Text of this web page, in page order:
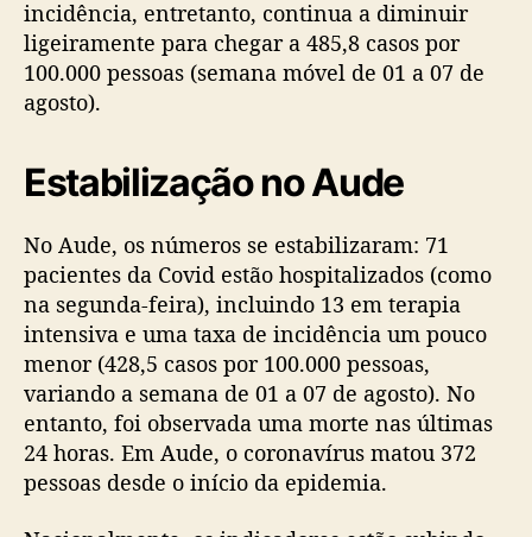
incidência, entretanto, continua a diminuir
ligeiramente para chegar a 485,8 casos por
100.000 pessoas (semana móvel de 01 a 07 de
agosto).
Estabilização no Aude
No Aude, os números se estabilizaram: 71
pacientes da Covid estão hospitalizados (como
na segunda-feira), incluindo 13 em terapia
intensiva e uma taxa de incidência um pouco
menor (428,5 casos por 100.000 pessoas,
variando a semana de 01 a 07 de agosto). No
entanto, foi observada uma morte nas últimas
24 horas. Em Aude, o coronavírus matou 372
pessoas desde o início da epidemia.